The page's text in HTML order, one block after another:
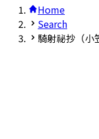
Home
Search
騎射祕抄（小